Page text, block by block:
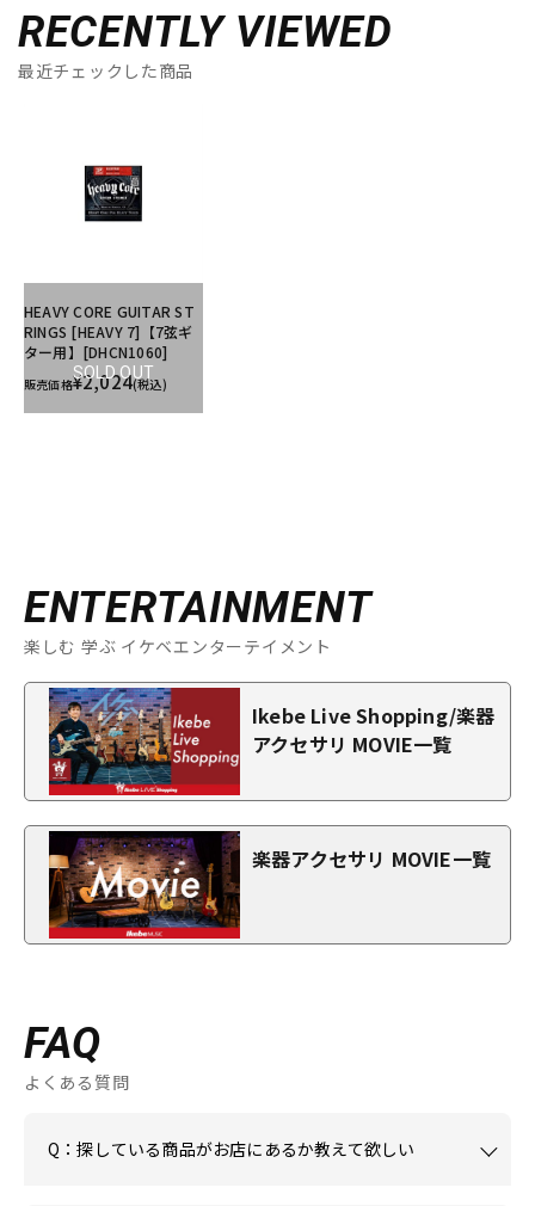
RECENTLY VIEWED
最近チェックした商品
SOLD OUT
HEAVY CORE GUITAR ST
RINGS [HEAVY 7]【7弦ギ
ター用】[DHCN1060]
販売価格¥2,024(税込)
ENTERTAINMENT
楽しむ 学ぶ イケベエンターテイメント
Ikebe Live Shopping/楽器
アクセサリ MOVIE一覧
楽器アクセサリ MOVIE一覧
FAQ
よくある質問
Q：探している商品がお店にあるか教えて欲しい